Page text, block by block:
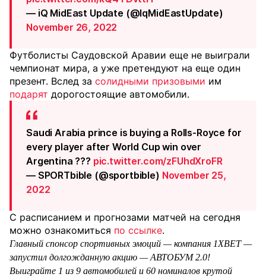
— iQ MidEast Update (@IqMidEastUpdate)
November 26, 2022
Футболисты Саудовской Аравии еще не выиграли
чемпионат мира, а уже претендуют на еще один
презент. Вслед за солидными призовыми им
подарят дорогостоящие автомобили.
Saudi Arabia prince is buying a Rolls-Royce for
every player after World Cup win over
Argentina ??? pic.twitter.com/zFUhdXroFR
— SPORTbible (@sportbible) November 25,
2022
С расписанием и прогнозами матчей на сегодня
можно ознакомиться по ссылке.
Главный спонсор спортивных эмоций — компания 1XBET —
запустил долгожданную акцию — АВТОБУМ 2.0!
Выиграйте 1 из 9 автомобилей и 60 номиналов крутой